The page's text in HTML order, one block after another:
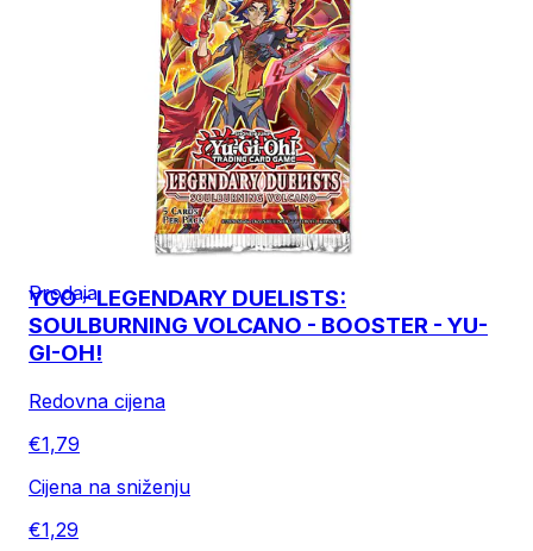
Prodaja
YGO - LEGENDARY DUELISTS:
SOULBURNING VOLCANO - BOOSTER - YU-
GI-OH!
Redovna cijena
€1,79
Cijena na sniženju
€1,29